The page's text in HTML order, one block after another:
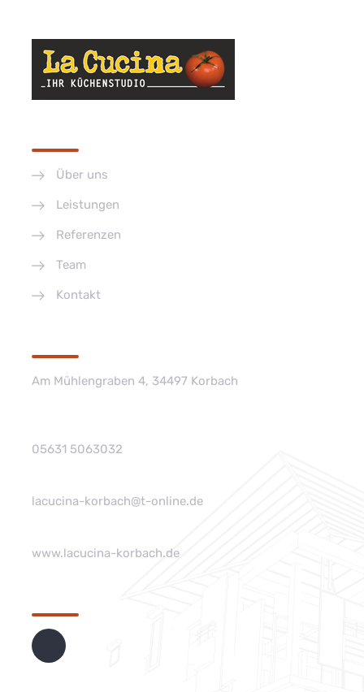
Über uns
Leistungen
Referenzen
Team
Kontakt
Am Mühlengraben 4, 34497 Korbach
05631 5063032
lacucina-korbach@t-online.de
www.lacucina-korbach.de